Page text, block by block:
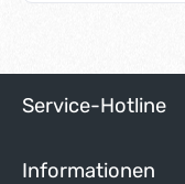
Service-Hotline
Informationen